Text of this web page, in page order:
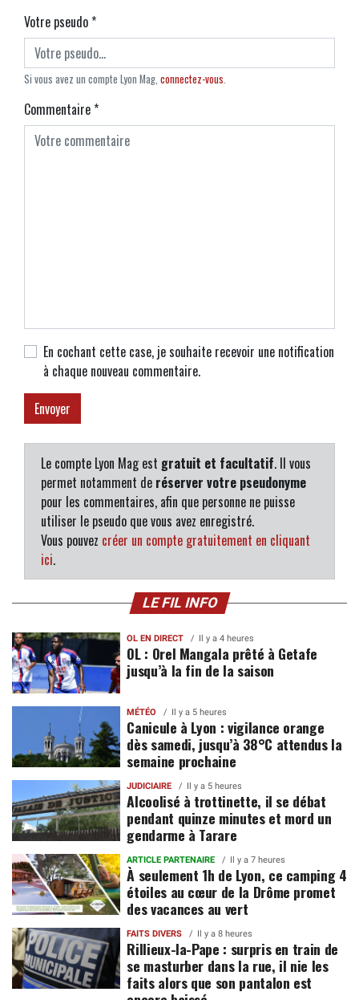
Votre pseudo*
Si vous avez un compte Lyon Mag, connectez-vous.
Commentaire*
En cochant cette case, je souhaite recevoir une notification
à chaque nouveau commentaire.
Le compte Lyon Mag est gratuit et facultatif. Il vous
permet notamment de réserver votre pseudonyme
pour les commentaires, afin que personne ne puisse
utiliser le pseudo que vous avez enregistré.
Vous pouvez créer un compte gratuitement en cliquant
ici.
LE FIL INFO
OL EN DIRECT Il y a 4 heures
OL : Orel Mangala prêté à Getafe
jusqu’à la fin de la saison
MÉTÉO Il y a 5 heures
Canicule à Lyon : vigilance orange
dès samedi, jusqu’à 38°C attendus la
semaine prochaine
JUDICIAIRE Il y a 5 heures
Alcoolisé à trottinette, il se débat
pendant quinze minutes et mord un
gendarme à Tarare
ARTICLE PARTENAIRE Il y a 7 heures
À seulement 1h de Lyon, ce camping 4
étoiles au cœur de la Drôme promet
des vacances au vert
FAITS DIVERS Il y a 8 heures
Rillieux-la-Pape : surpris en train de
se masturber dans la rue, il nie les
faits alors que son pantalon est